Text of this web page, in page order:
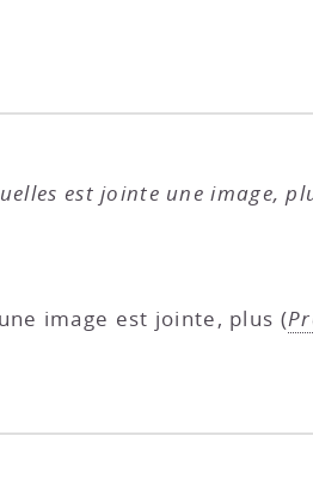
est jointe une image,
image est jointe, plus (